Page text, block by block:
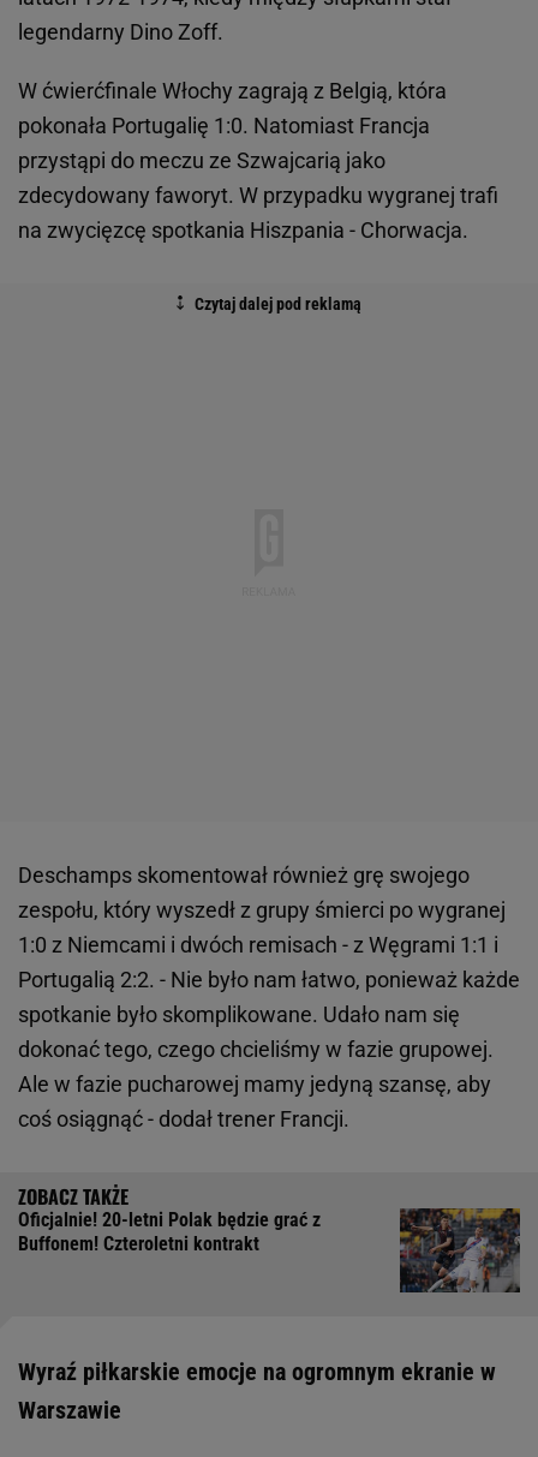
legendarny Dino Zoff.
W ćwierćfinale Włochy zagrają z Belgią, która
pokonała Portugalię 1:0. Natomiast Francja
przystąpi do meczu ze Szwajcarią jako
zdecydowany faworyt. W przypadku wygranej trafi
na zwycięzcę spotkania Hiszpania - Chorwacja.
Deschamps skomentował również grę swojego
zespołu, który wyszedł z grupy śmierci po wygranej
1:0 z Niemcami i dwóch remisach - z Węgrami 1:1 i
Portugalią 2:2. - Nie było nam łatwo, ponieważ każde
spotkanie było skomplikowane. Udało nam się
dokonać tego, czego chcieliśmy w fazie grupowej.
Ale w fazie pucharowej mamy jedyną szansę, aby
coś osiągnąć - dodał trener Francji.
Oficjalnie! 20-letni Polak będzie grać z
Buffonem! Czteroletni kontrakt
Wyraź piłkarskie emocje na ogromnym ekranie w
Warszawie